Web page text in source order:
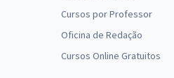
Cursos por Professor
Oficina de Redação
Cursos Online Gratuitos